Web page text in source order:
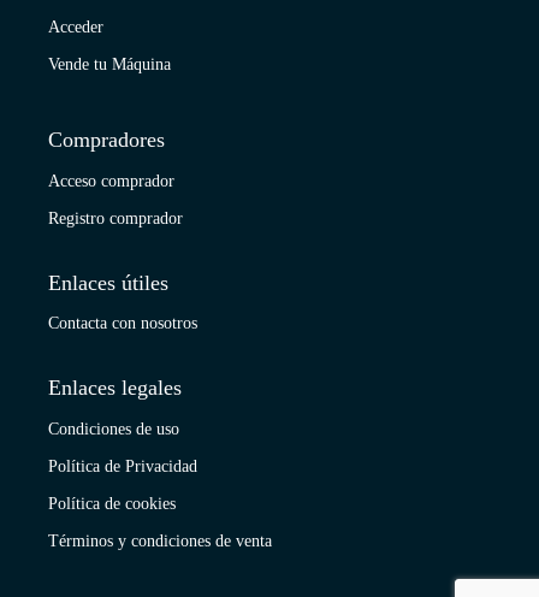
Acceder
Vende tu Máquina
Compradores
Acceso comprador
Registro comprador
Enlaces útiles
Contacta con nosotros
Enlaces legales
Condiciones de uso
Política de Privacidad
Política de cookies
Términos y condiciones de venta